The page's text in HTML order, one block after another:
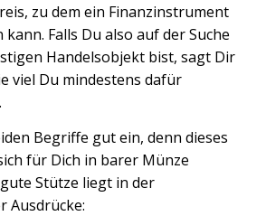
zu dem ein Finanzinstrument
Falls Du also auf der Suche
Handelsobjekt bist, sagt Dir
viel Du mindestens dafür
Begriffe gut ein, denn dieses
für Dich in barer Münze
Stütze liegt in der
Ausdrücke: